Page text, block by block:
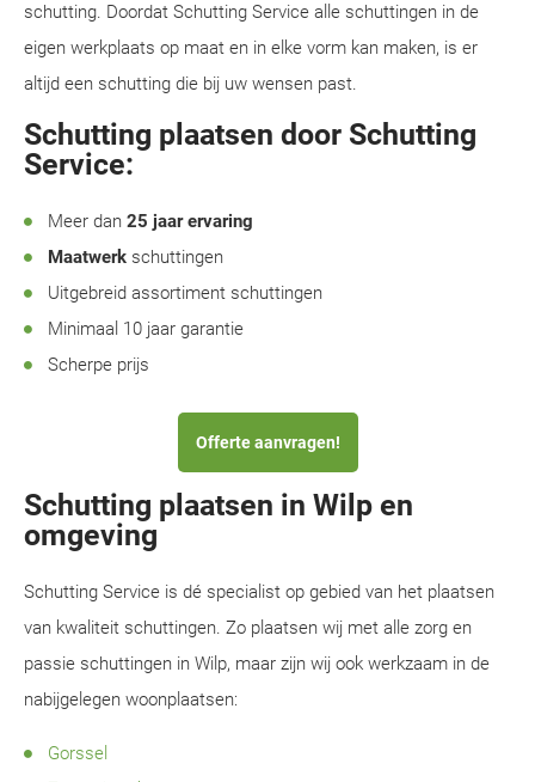
schutting. Doordat Schutting Service alle schuttingen in de
eigen werkplaats op maat en in elke vorm kan maken, is er
altijd een schutting die bij uw wensen past.
Schutting plaatsen door Schutting
Service:
Meer dan 25 jaar ervaring
Maatwerk schuttingen
Uitgebreid assortiment schuttingen
Minimaal 10 jaar garantie
Scherpe prijs
Offerte aanvragen!
Schutting plaatsen in Wilp en
omgeving
Schutting Service is dé specialist op gebied van het plaatsen
van kwaliteit schuttingen. Zo plaatsen wij met alle zorg en
passie schuttingen in Wilp, maar zijn wij ook werkzaam in de
nabijgelegen woonplaatsen:
Gorssel